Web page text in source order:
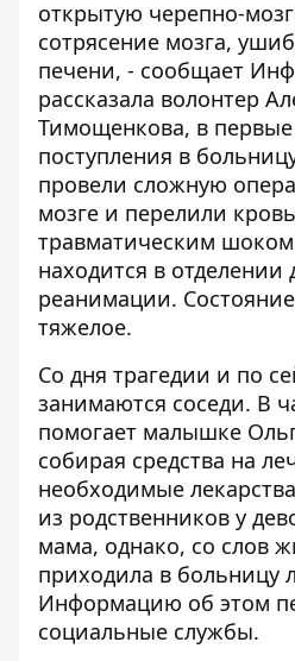
открытую черепно-
сотрясение мозга,
печени, - сообщает
рассказала волонтер
Тимощенкова, в
поступления в
провели сложную
мозге и перелили
травматическим
находится в отделении
реанимации.
тяжелое.
Со дня трагедии и по
занимаются соседи. В
помогает малышке
собирая средства на
необходимые
из родственников у
мама, однако, со слов
приходила в больницу
Информацию об этом
социальные службы.